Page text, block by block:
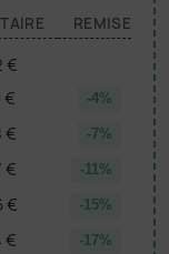
REMISE
€
€ -4%
€ -7%
€ -11%
€ -15%
€ -17%